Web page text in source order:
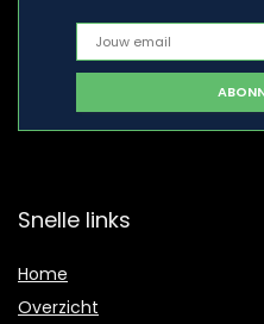
Snelle links
Home
Overzicht